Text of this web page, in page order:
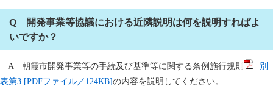
Q 開発事業等協議における近隣説明は何を説明すればよ
いですか？
A 朝霞市開発事業等の手続及び基準等に関する条例施行規則
別
表第3 [PDFファイル／124KB]の内容を説明してください。